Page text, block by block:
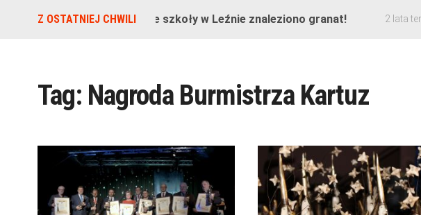
Z OSTATNIEJ CHWILINa terenie szkoły w Leźnie znaleziono granat! 2 lata
Tag: Nagroda Burmistrza Kartuz